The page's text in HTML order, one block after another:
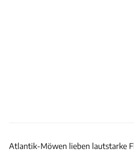
Atlantik-Möwen lieben lautstarke